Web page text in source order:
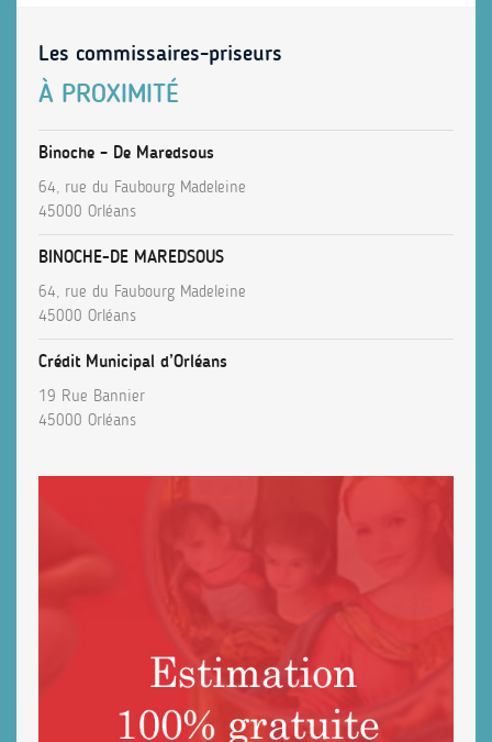
Les commissaires-priseurs
À PROXIMITÉ
Binoche – De Maredsous
64, rue du Faubourg Madeleine
45000 Orléans
BINOCHE-DE MAREDSOUS
64, rue du Faubourg Madeleine
45000 Orléans
Crédit Municipal d’Orléans
19 Rue Bannier
45000 Orléans